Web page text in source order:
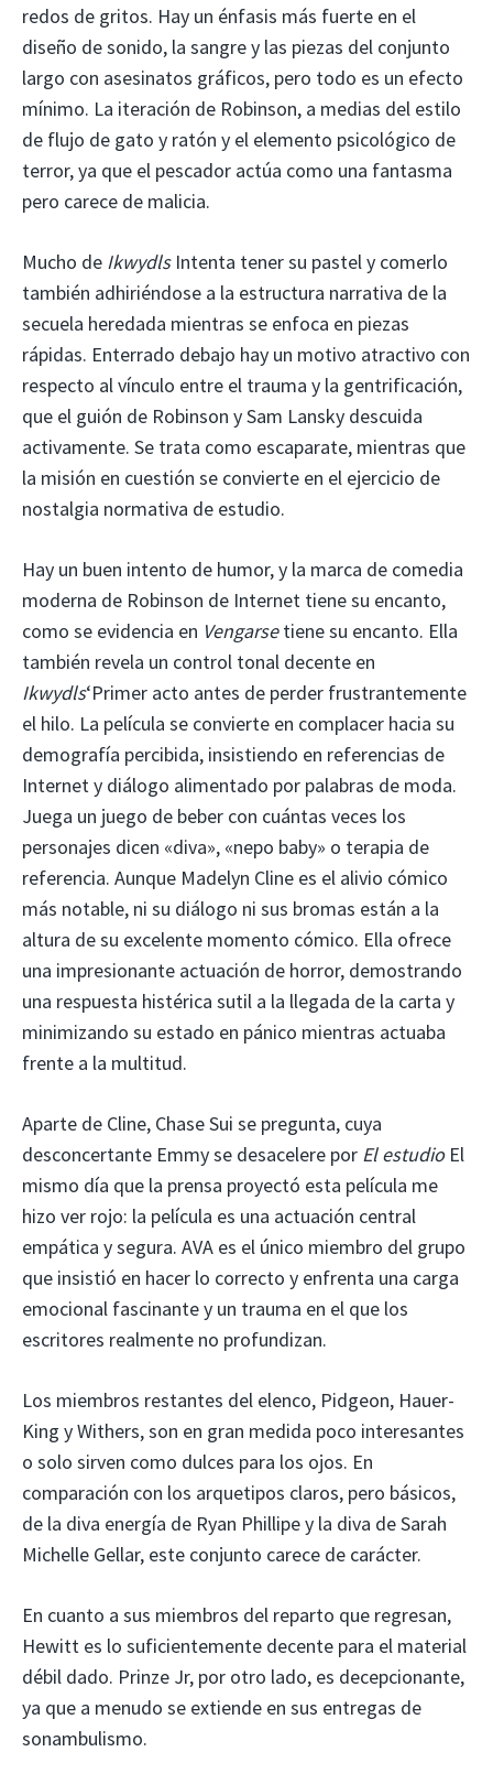
redos de gritos. Hay un énfasis más fuerte en el
diseño de sonido, la sangre y las piezas del conjunto
largo con asesinatos gráficos, pero todo es un efecto
mínimo. La iteración de Robinson, a medias del estilo
de flujo de gato y ratón y el elemento psicológico de
terror, ya que el pescador actúa como una fantasma
pero carece de malicia.
Mucho de IkwydlsIntenta tener su pastel y comerlo
también adhiriéndose a la estructura narrativa de la
secuela heredada mientras se enfoca en piezas
rápidas. Enterrado debajo hay un motivo atractivo con
respecto al vínculo entre el trauma y la gentrificación,
que el guión de Robinson y Sam Lansky descuida
activamente. Se trata como escaparate, mientras que
la misión en cuestión se convierte en el ejercicio de
nostalgia normativa de estudio.
Hay un buen intento de humor, y la marca de comedia
moderna de Robinson de Internet tiene su encanto,
como se evidencia en Vengarsetiene su encanto. Ella
también revela un control tonal decente en
Ikwydls‘Primer acto antes de perder frustrantemente
el hilo. La película se convierte en complacer hacia su
demografía percibida, insistiendo en referencias de
Internet y diálogo alimentado por palabras de moda.
Juega un juego de beber con cuántas veces los
personajes dicen «diva», «nepo baby» o terapia de
referencia. Aunque Madelyn Cline es el alivio cómico
más notable, ni su diálogo ni sus bromas están a la
altura de su excelente momento cómico. Ella ofrece
una impresionante actuación de horror, demostrando
una respuesta histérica sutil a la llegada de la carta y
minimizando su estado en pánico mientras actuaba
frente a la multitud.
Aparte de Cline, Chase Sui se pregunta, cuya
desconcertante Emmy se desacelere por El estudioEl
mismo día que la prensa proyectó esta película me
hizo ver rojo: la película es una actuación central
empática y segura. AVA es el único miembro del grupo
que insistió en hacer lo correcto y enfrenta una carga
emocional fascinante y un trauma en el que los
escritores realmente no profundizan.
Los miembros restantes del elenco, Pidgeon, Hauer-
King y Withers, son en gran medida poco interesantes
o solo sirven como dulces para los ojos. En
comparación con los arquetipos claros, pero básicos,
de la diva energía de Ryan Phillipe y la diva de Sarah
Michelle Gellar, este conjunto carece de carácter.
En cuanto a sus miembros del reparto que regresan,
Hewitt es lo suficientemente decente para el material
débil dado. Prinze Jr, por otro lado, es decepcionante,
ya que a menudo se extiende en sus entregas de
sonambulismo.